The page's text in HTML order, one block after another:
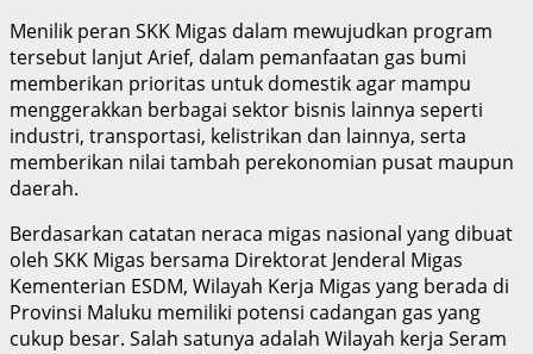
Menilik peran SKK Migas dalam mewujudkan program
tersebut lanjut Arief, dalam pemanfaatan gas bumi
memberikan prioritas untuk domestik agar mampu
menggerakkan berbagai sektor bisnis lainnya seperti
industri, transportasi, kelistrikan dan lainnya, serta
memberikan nilai tambah perekonomian pusat maupun
daerah.
Berdasarkan catatan neraca migas nasional yang dibuat
oleh SKK Migas bersama Direktorat Jenderal Migas
Kementerian ESDM, Wilayah Kerja Migas yang berada di
Provinsi Maluku memiliki potensi cadangan gas yang
cukup besar. Salah satunya adalah Wilayah kerja Seram